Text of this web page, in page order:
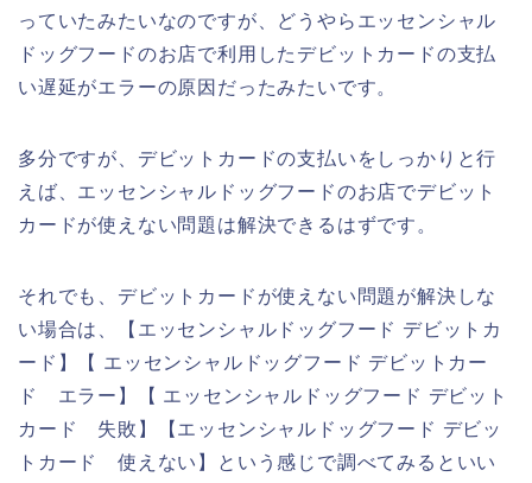
っていたみたいなのですが、どうやらエッセンシャル
ドッグフードのお店で利用したデビットカードの支払
い遅延がエラーの原因だったみたいです。
多分ですが、デビットカードの支払いをしっかりと行
えば、エッセンシャルドッグフードのお店でデビット
カードが使えない問題は解決できるはずです。
それでも、デビットカードが使えない問題が解決しな
い場合は、【エッセンシャルドッグフード デビットカ
ード】【 エッセンシャルドッグフード デビットカー
ド エラー】【 エッセンシャルドッグフード デビット
カード 失敗】【エッセンシャルドッグフード デビッ
トカード 使えない】という感じで調べてみるといい